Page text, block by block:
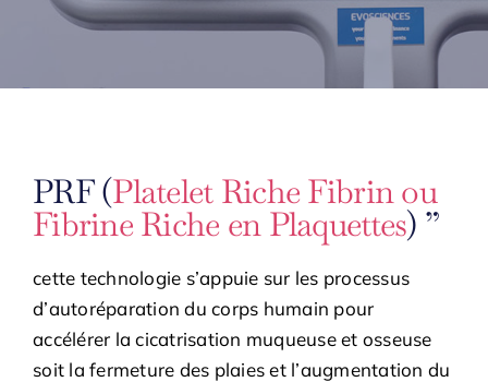
PRF (Platelet Riche Fibrin ou
Fibrine Riche en Plaquettes) ”
cette technologie s’appuie sur les processus
d’autoréparation du corps humain pour
accélérer la cicatrisation muqueuse et osseuse
soit la fermeture des plaies et l’augmentation du